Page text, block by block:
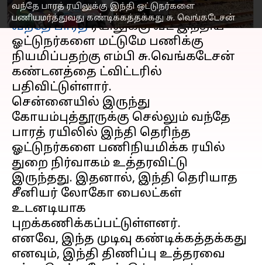
வந்தே பாரத் ரயிலுக்கு இந்தி ஓட்டுநர்களை
பணியமர்த்துவது கண்டிக்கத்தக்கது சு. வெங்கடேசன்
செய்தி முன்னோட்டம்
வந்தே பாரத்ரயிலுக்கு வட இந்திய
ஓட்டுநர்களை மட்டுமே பணிக்கு
நியமிப்பதற்கு எம்பி சு.வெங்கடேசன்
கண்டனத்தை ட்விட்டரில்
பதிவிட்டுள்ளார்.
சென்னையில் இருந்து
கோயம்புத்தூருக்கு செல்லும் வந்தே
பாரத் ரயிலில் இந்தி தெரிந்த
ஓட்டுநர்களை பணிநியமிக்க ரயில்
துறை நிர்வாகம் உத்தரவிட்டு
இருந்தது. இதனால், இந்தி தெரியாத
சீனியர் லோகோ பைலட்கள்
உடனடியாக
புறக்கணிக்கப்பட்டுள்ளனர்.
எனவே, இந்த முடிவு கண்டிக்கத்தக்கது
எனவும், இந்தி திணிப்பு உத்தரவை